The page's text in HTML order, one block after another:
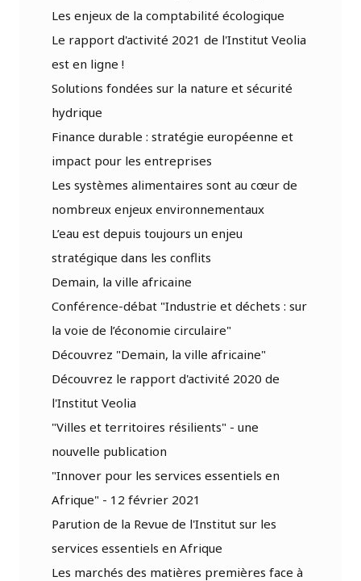
Les enjeux de la comptabilité écologique
Le rapport d'activité 2021 de l'Institut Veolia
est en ligne !
Solutions fondées sur la nature et sécurité
hydrique
Finance durable : stratégie européenne et
impact pour les entreprises
Les systèmes alimentaires sont au cœur de
nombreux enjeux environnementaux
L’eau est depuis toujours un enjeu
stratégique dans les conflits
Demain, la ville africaine
Conférence-débat "Industrie et déchets : sur
la voie de l’économie circulaire"
Découvrez "Demain, la ville africaine"
Découvrez le rapport d'activité 2020 de
l'Institut Veolia
"Villes et territoires résilients" - une
nouvelle publication
"Innover pour les services essentiels en
Afrique" - 12 février 2021
Parution de la Revue de l'Institut sur les
services essentiels en Afrique
Les marchés des matières premières face à